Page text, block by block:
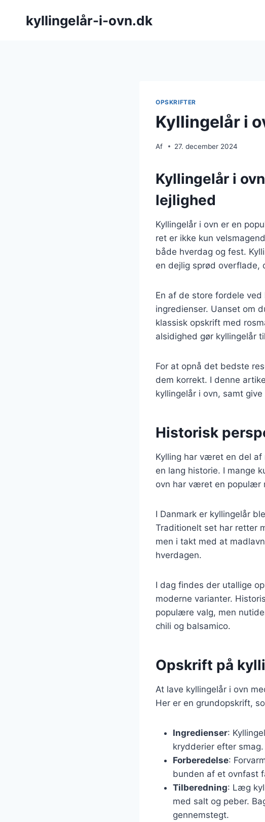
kyllingelår-i-ovn.dk
OPSKRIFTER
Kyllingelår i
Af 27. december 2024
Kyllingelår i
lejlighed
Kyllingelår i ovn er en
ret er ikke kun
både hverdag og fest.
en dejlig sprød overflade,
En af de store fordele
ingredienser. Uanset om
klassisk opskrift med
alsidighed gør kyllingelår
For at opnå det bedste
dem korrekt. I denne
kyllingelår i ovn, samt
Historisk
Kylling har været en del af
en lang historie. I mange
ovn har været en populær
I Danmark er kyllingelår
Traditionelt set har retter
men i takt med at
hverdagen.
I dag findes der utallige
moderne varianter.
populære valg, men
chili og balsamico.
Opskrift på
At lave kyllingelår i ovn
Her er en grundopskrift,
Ingredienser:
krydderier efter smag.
Forberedelse:
bunden af et ovnfast
Tilberedning: Læg
med salt og peber.
gennemstegt.